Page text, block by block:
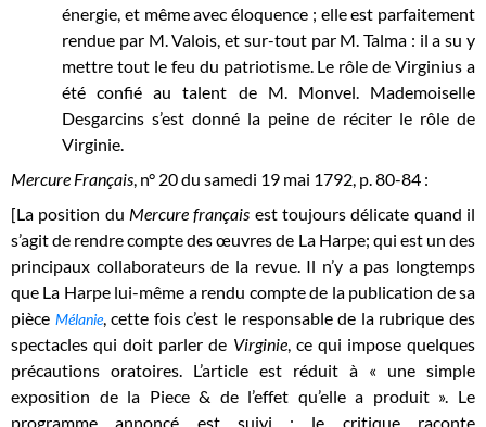
énergie, et même avec éloquence ; elle est parfaitement
rendue par M. Valois, et sur-tout par M. Talma : il a su y
mettre tout le feu du patriotisme. Le rôle de Virginius a
été confié au talent de M. Monvel. Mademoiselle
Desgarcins s’est donné la peine de réciter le rôle de
Virginie.
Mercure Français, n° 20 du samedi 19 mai 1792, p. 80-84 :
[La position du Mercure français est toujours délicate quand il
s’agit de rendre compte des œuvres de La Harpe; qui est un des
principaux collaborateurs de la revue. Il n’y a pas longtemps
que La Harpe lui-même a rendu compte de la publication de sa
pièce Mélanie, cette fois c’est le responsable de la rubrique des
spectacles qui doit parler de Virginie, ce qui impose quelques
précautions oratoires. L’article est réduit à « une simple
exposition de la Piece & de l’effet qu’elle a produit ». Le
programme annoncé est suivi : le critique raconte